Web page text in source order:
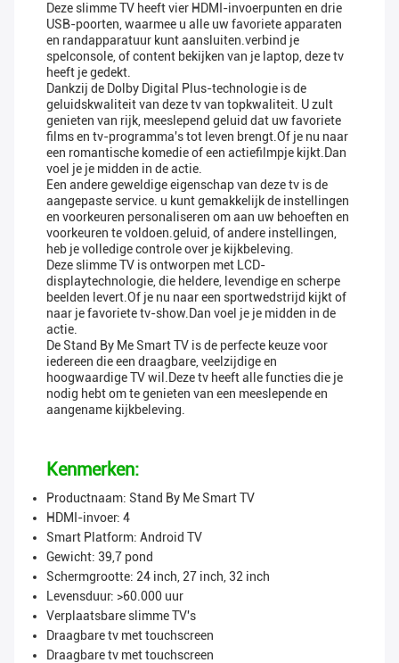
Deze slimme TV heeft vier HDMI-invoerpunten en drie
USB-poorten, waarmee u alle uw favoriete apparaten
en randapparatuur kunt aansluiten.verbind je
spelconsole, of content bekijken van je laptop, deze tv
heeft je gedekt.
Dankzij de Dolby Digital Plus-technologie is de
geluidskwaliteit van deze tv van topkwaliteit. U zult
genieten van rijk, meeslepend geluid dat uw favoriete
films en tv-programma's tot leven brengt.Of je nu naar
een romantische komedie of een actiefilmpje kijkt.Dan
voel je je midden in de actie.
Een andere geweldige eigenschap van deze tv is de
aangepaste service. u kunt gemakkelijk de instellingen
en voorkeuren personaliseren om aan uw behoeften en
voorkeuren te voldoen.geluid, of andere instellingen,
heb je volledige controle over je kijkbeleving.
Deze slimme TV is ontworpen met LCD-
displaytechnologie, die heldere, levendige en scherpe
beelden levert.Of je nu naar een sportwedstrijd kijkt of
naar je favoriete tv-show.Dan voel je je midden in de
actie.
De Stand By Me Smart TV is de perfecte keuze voor
iedereen die een draagbare, veelzijdige en
hoogwaardige TV wil.Deze tv heeft alle functies die je
nodig hebt om te genieten van een meeslepende en
aangename kijkbeleving.
Kenmerken:
Productnaam: Stand By Me Smart TV
HDMI-invoer: 4
Smart Platform: Android TV
Gewicht: 39,7 pond
Schermgrootte: 24 inch, 27 inch, 32 inch
Levensduur: >60.000 uur
Verplaatsbare slimme TV's
Draagbare tv met touchscreen
Draagbare tv met touchscreen